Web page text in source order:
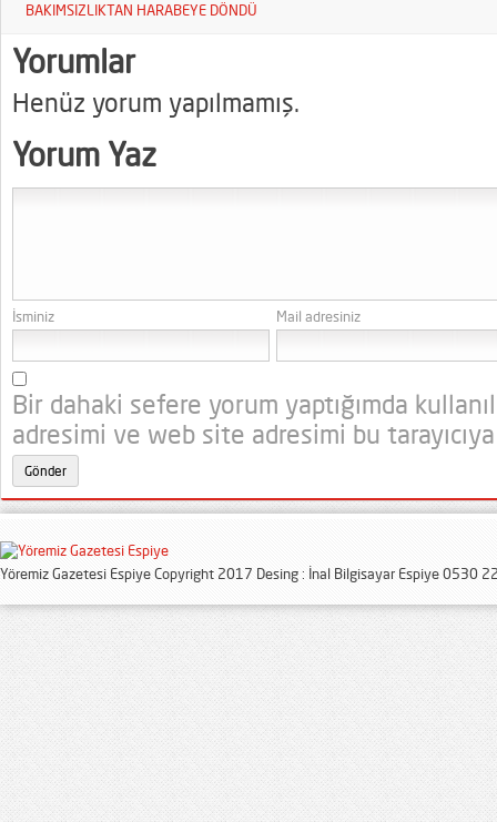
BAKIMSIZLIKTAN HARABEYE DÖNDÜ
Yorumlar
Henüz yorum yapılmamış.
Yorum Yaz
İsminiz Mail adresiniz
Bir dahaki sefere yorum yaptığımda
adresimi ve web site adresimi bu
Yöremiz Gazetesi Espiye Copyright 2017 Desing : İnal Bilgisayar Espiye 0530